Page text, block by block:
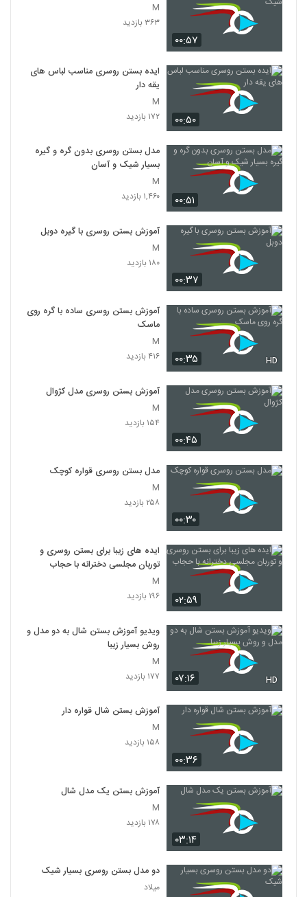
۰۰:۵۷
M
۳۶۳ بازدید
۰۰:۵۰
ایده بستن روسری مناسب لباس های
یقه دار
M
۱۷۲ بازدید
۰۰:۵۱
مدل بستن روسری بدون گره و گیره
بسیار شیک و آسان
M
۱,۴۶۰ بازدید
۰۰:۳۷
آموزش بستن روسری با گیره دوبل
M
۱۸۰ بازدید
۰۰:۳۵ HD
آموزش بستن روسری ساده با گره روی
ماسک
M
۴۱۶ بازدید
۰۰:۴۵
آموزش بستن روسری مدل کژوال
M
۱۵۴ بازدید
۰۰:۳۰
مدل بستن روسری قواره کوچک
M
۲۵۸ بازدید
۰۲:۵۹
ایده های زیبا برای بستن روسری و
توربان مجلسی دخترانه با حجاب
M
۱۹۶ بازدید
۰۷:۱۶ HD
ویدیو آموزش بستن شال به دو مدل و
روش بسیار زیبا
M
۱۷۷ بازدید
۰۰:۳۶
آموزش بستن شال قواره دار
M
۱۵۸ بازدید
۰۳:۱۴
آموزش بستن یک مدل شال
M
۱۷۸ بازدید
دو مدل بستن روسری بسیار شیک
میلاد